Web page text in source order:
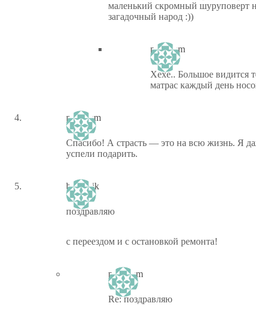
маленький скромный шуруповерт
загадочный народ :))
ptiz_kem
Хехе.. Большое видится
матрас каждый день
ptiz_kem
Спасибо! А страсть — это на всю жизнь. Я
успели подарить.
brazhnik
поздравляю
с переездом и с остановкой ремонта!
ptiz_kem
Re: поздравляю